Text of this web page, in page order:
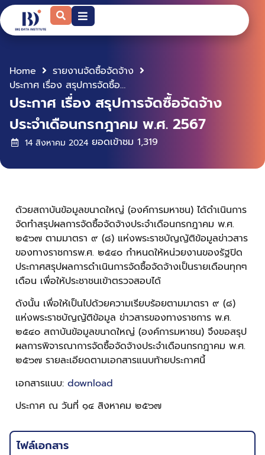
Home
รายงานจัดซื้อจัดจ้าง
ประกาศ เรื่อง สรุปการจัดซื้อจัดจ้าง ประจำเดือนกรกฎาคม พ.ศ. 2567
ประกาศ เรื่อง สรุปการจัดซื้อจัดจ้าง
ประจำเดือนกรกฎาคม พ.ศ. 2567
14 สิงหาคม 2024 ยอดเข้าชม 1,319
ด้วยสถาบันข้อมูลขนาดใหญ่ (องค์การมหาชน) ได้ดำเนินการ
จัดทำสรุปผลการจัดซื้อจัดจ้างประจำเดือนกรกฎาคม พ.ศ.
๒๕๖๗ ตามมาตรา ๙ (๘) แห่งพระราชบัญญัติข้อมูลข่าวสาร
ของทางราชการพ.ศ. ๒๕๔๐ กำหนดให้หน่วยงานของรัฐปิด
ประกาศสรุปผลการดำเนินการจัดซื้อจัดจ้างเป็นรายเดือนทุกๆ
เดือน เพื่อให้ประชาชนเข้าตรวจสอบได้
ดังนั้น เพื่อให้เป็นไปด้วยความเรียบร้อยตามมาตรา ๙ (๘)
แห่งพระราชบัญญัติข้อมูล ข่าวสารของทางราชการ พ.ศ.
๒๕๔๐ สถาบันข้อมูลขนาดใหญ่ (องค์การมหาชน) จึงขอสรุป
ผลการพิจารณาการจัดซื้อจัดจ้างประจำเดือนกรกฎาคม พ.ศ.
๒๕๖๗ รายละเอียดตามเอกสารแนบท้ายประกาศนี้
เอกสารแนบ: download
ประกาศ ณ วันที่ ๑๔ สิงหาคม ๒๕๖๗
ไฟล์เอกสาร